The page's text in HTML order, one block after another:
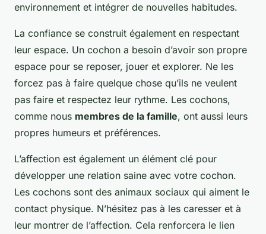
environnement et intégrer de nouvelles habitudes.
La confiance se construit également en respectant
leur espace. Un cochon a besoin d’avoir son propre
espace pour se reposer, jouer et explorer. Ne les
forcez pas à faire quelque chose qu’ils ne veulent
pas faire et respectez leur rythme. Les cochons,
comme nous membres de la famille, ont aussi leurs
propres humeurs et préférences.
L’affection est également un élément clé pour
développer une relation saine avec votre cochon.
Les cochons sont des animaux sociaux qui aiment le
contact physique. N’hésitez pas à les caresser et à
leur montrer de l’affection. Cela renforcera le lien